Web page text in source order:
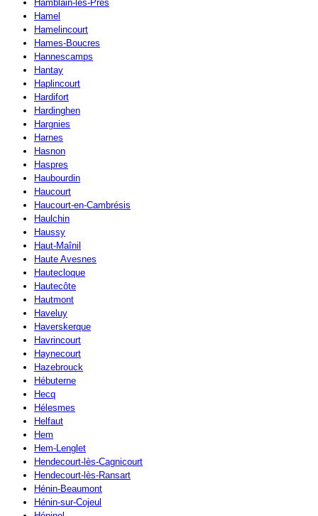
Hamblain-les-Prés
Hamel
Hamelincourt
Hames-Boucres
Hannescamps
Hantay
Haplincourt
Hardifort
Hardinghen
Hargnies
Harnes
Hasnon
Haspres
Haubourdin
Haucourt
Haucourt-en-Cambrésis
Haulchin
Haussy
Haut-Maînil
Haute Avesnes
Hautecloque
Hautecôte
Hautmont
Haveluy
Haverskerque
Havrincourt
Haynecourt
Hazebrouck
Hébuterne
Hecq
Hélesmes
Helfaut
Hem
Hem-Lenglet
Hendecourt-lès-Cagnicourt
Hendecourt-lès-Ransart
Hénin-Beaumont
Hénin-sur-Cojeul